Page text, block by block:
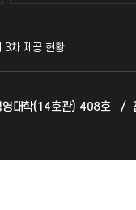
국방헬프콜
산학협력단
3차 제공 현황
영대학(14호관) 408호 /